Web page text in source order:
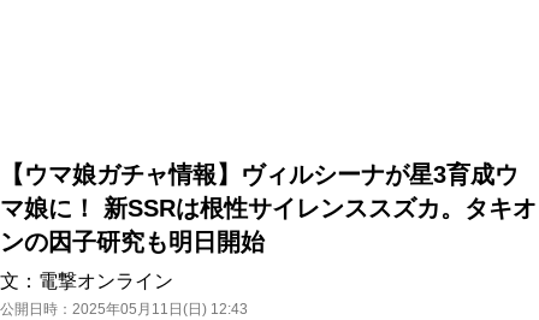
【ウマ娘ガチャ情報】ヴィルシーナが星3育成ウ
マ娘に！ 新SSRは根性サイレンススズカ。タキオ
ンの因子研究も明日開始
文： 電撃オンライン
公開日時： 2025年05月11日(日) 12:43